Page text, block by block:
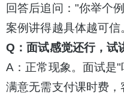
回答后追问： "你举个
案例讲得越具体越可信
Q：面试感觉还行，试
A：正常现象。面试是
满意无需支付课时费